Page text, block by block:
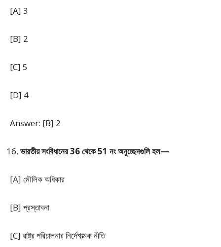
[A] 3
[B] 2
[C] 5
[D] 4
Answer: [B] 2
ভারতীয় সংবিধানের 36 থেকে 51 নং অনুচ্ছেদগুলি হল—
[A] মৌলিক অধিকার
[B] প্রস্তাবনা
[C] রাষ্ট্র পরিচালনার নির্দেশাত্মক নীতি